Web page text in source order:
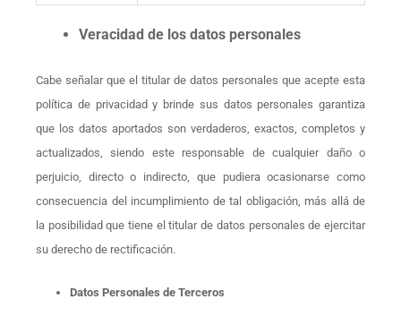
Veracidad de los datos personales
Cabe señalar que el titular de datos personales que acepte esta
política de privacidad y brinde sus datos personales garantiza
que los datos aportados son verdaderos, exactos, completos y
actualizados, siendo este responsable de cualquier daño o
perjuicio, directo o indirecto, que pudiera ocasionarse como
consecuencia del incumplimiento de tal obligación, más allá de
la posibilidad que tiene el titular de datos personales de ejercitar
su derecho de rectificación.
Datos Personales de Terceros